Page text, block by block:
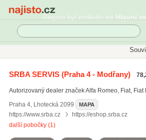
Region byl změněn na Hlavní
Prodej osobních automobilů
Saab
SRBA SERVIS(Praha 4 - Modřany)
Autorizovaný dealer značek Alfa Romeo, Fiat, Fiat
Praha 4, Lhotecká 2099 MAPA
https://www.srba.cz
https://eshop.srba.cz
další pobočky (1)